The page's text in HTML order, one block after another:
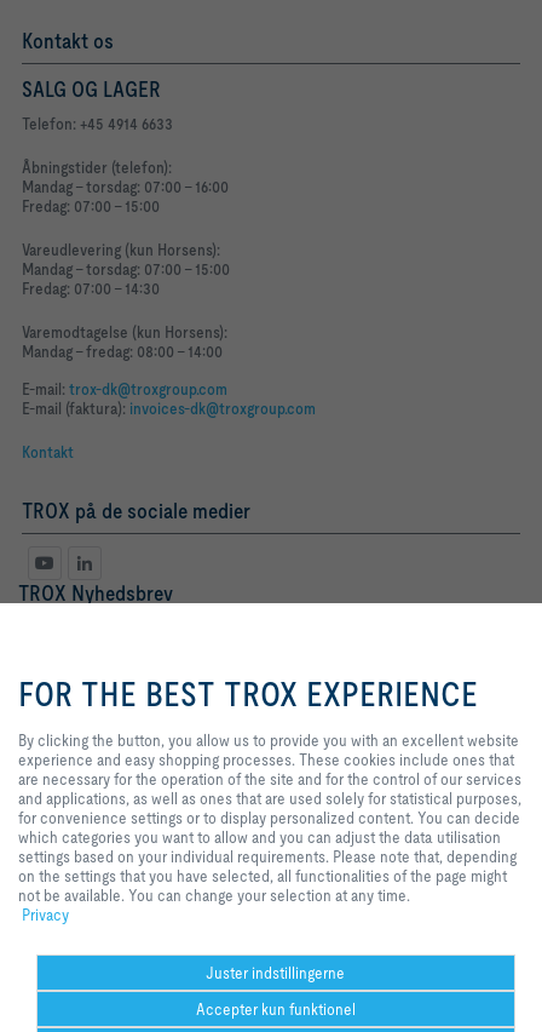
Kontakt os
SALG OG LAGER
Telefon: +45 4914 6633
Åbningstider (telefon):
Mandag - torsdag: 07:00 - 16:00
Fredag: 07:00 - 15:00
Vareudlevering (kun Horsens):
Mandag - torsdag: 07:00 - 15:00
Fredag: 07:00 - 14:30
Varemodtagelse (kun Horsens):
Mandag - fredag: 08:00 - 14:00
E-mail: trox-dk@troxgroup.com
E-mail (faktura): invoices-dk@troxgroup.com
Kontakt
TROX på de sociale medier
TROX Nyhedsbrev
Databeskyttelse tilmeld
2026 © TROX Danmark A/S
us to provide you with an
excellent website experience and
cookies include ones that are
necessary for the operation of the
site and for the control of our
services and applications, as well
as ones that are used solely for
statistical purposes, for
convenience settings or to display
personalized content. You can
decide which categories you want
your individual requirements.
Please note that, depending on
the settings that you have
selected, all functionalities of the
FOR THE BEST TROX EXPERIENCE
By clicking the button, you allow us to provide you with an excellent website
experience and easy shopping processes. These cookies include ones that
are necessary for the operation of the site and for the control of our services
and applications, as well as ones that are used solely for statistical purposes,
for convenience settings or to display personalized content. You can decide
which categories you want to allow and you can adjust the data utilisation
settings based on your individual requirements. Please note that, depending
on the settings that you have selected, all functionalities of the page might
not be available. You can change your selection at any time.
Privacy
Juster indstillingerne
Accepter kun funktionel